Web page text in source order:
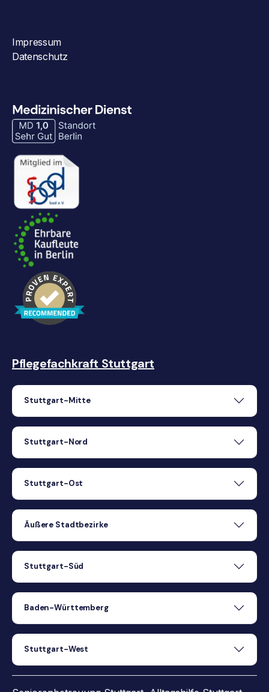
Impressum
Datenschutz
Pflegefachkraft Stuttgart
Stuttgart-Mitte
Stuttgart-Nord
Stuttgart-Ost
Äußere Stadtbezirke
Stuttgart-Süd
Baden-Württemberg
Stuttgart-West